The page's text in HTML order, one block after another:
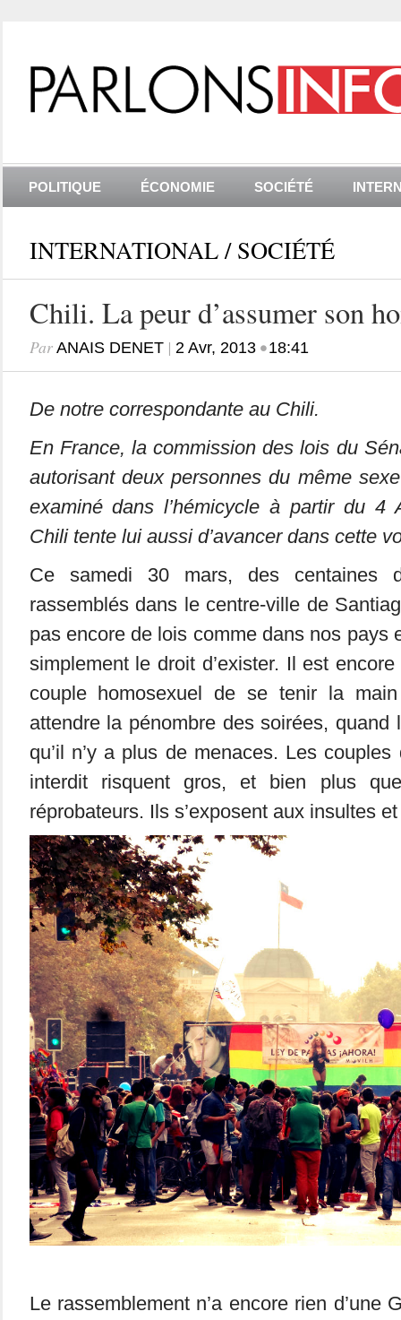
POLITIQUE ÉCONOMIE SOCIÉTÉ
INTERNATIONAL / SOCIÉTÉ
Chili. La peur d’assumer son
Par ANAIS DENET| 2 Avr, 2013•18:41
De notre correspondante au Chili.
En France, la commission des lois du
autorisant deux personnes du même
examiné dans l’hémicycle à partir du 4
Chili tente lui aussi d’avancer dans cette
Ce samedi 30 mars, des centaines
rassemblés dans le centre-ville de
pas encore de lois comme dans nos pays
simplement le droit d’exister. Il est
couple homosexuel de se tenir la
attendre la pénombre des soirées, quand
qu’il n’y a plus de menaces. Les
interdit risquent gros, et bien plus
réprobateurs. Ils s’exposent aux insultes
Le rassemblement n’a encore rien d’une